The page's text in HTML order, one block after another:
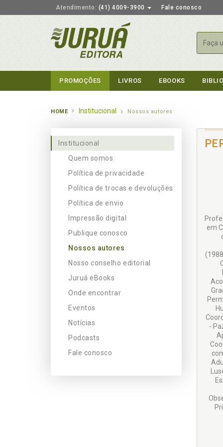
Atendimento: (41) 4009-3900 Fale conosco
PROMOÇÕES LIVROS EBOOKS
HOME Institucional Nossos autores
Institucional
Quem somos
Política de privacidade
Política de trocas e devoluções
Política de envio
Impressão digital
Publique conosco
Nossos autores
Nosso conselho editorial
Juruá eBooks
Onde encontrar
Eventos
Notícias
Podcasts
Fale conosco
em
-